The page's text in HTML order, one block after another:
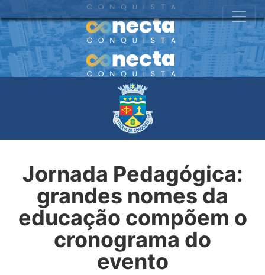
Jornada Pedagógica:
grandes nomes da
educação compõem o
cronograma do
evento